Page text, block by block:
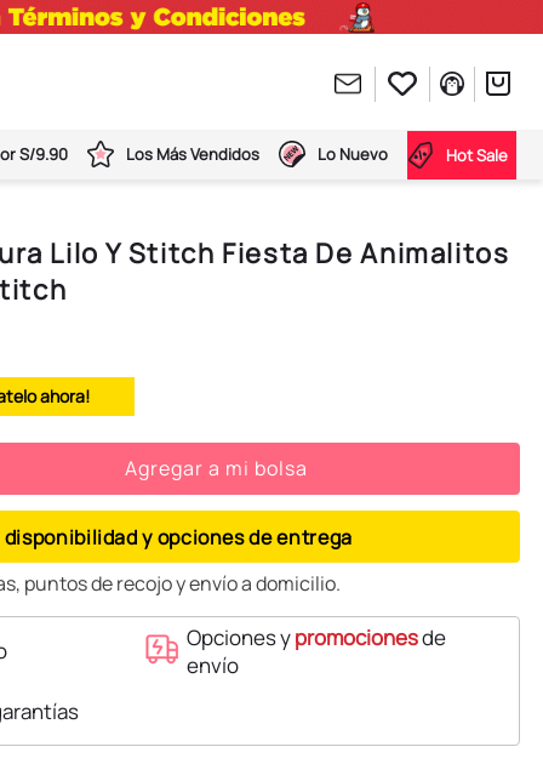
S/9.90 Los Más Vendidos Lo Nuevo Hot Sale
Lilo Y Stitch Fiesta De Animalitos
ahora!
Agregar a mi bolsa
disponibilidad y opciones de entrega
puntos de recojo y envío a domicilio.
Opciones ypromocionesde
envío